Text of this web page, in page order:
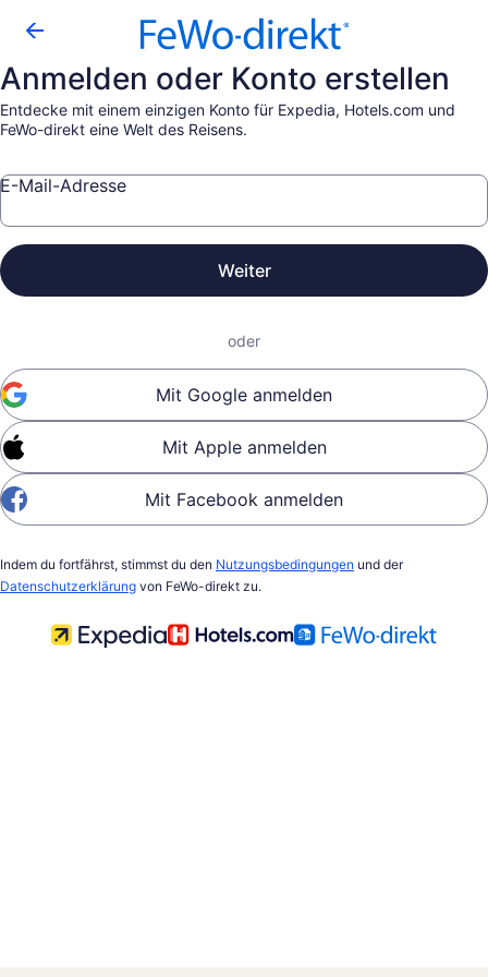
Anmelden oder Konto erstellen
Entdecke mit einem einzigen Konto für Expedia, Hotels.com und
FeWo-direkt eine Welt des Reisens.
E-Mail-Adresse
Weiter
oder
Mit Google anmelden
Mit Apple anmelden
Mit Facebook anmelden
Indem du fortfährst, stimmst du den Nutzungsbedingungen und der
Datenschutzerklärung von FeWo-direkt zu.